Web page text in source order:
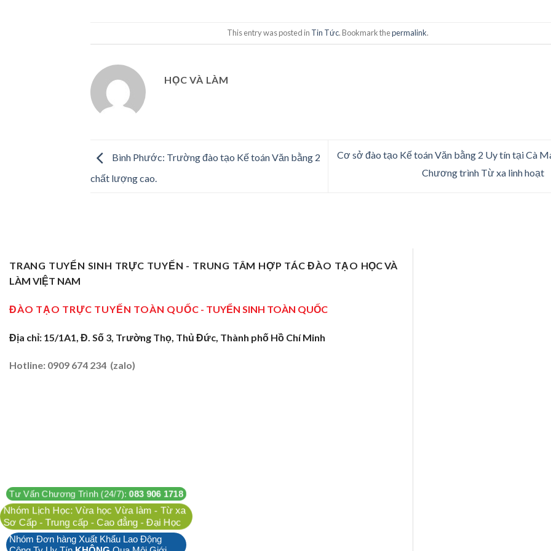
This entry was posted in Tin Tức. Bookmark thepermalink.
HỌC VÀ LÀM
Bình Phước: Trường đào tạo Kế toán Văn bằng 2
chất lượng cao.
Cơ sở đào tạo Kế toán Văn bằng 2 Uy tín tại Cà
Chương trình Từ xa linh hoạt
TRANG TUYỂN SINH TRỰC TUYẾN - TRUNG TÂM HỢP TÁC ĐÀO TẠO HỌC VÀ
LÀM VIỆT NAM
ĐÀO TẠO TRỰC TUYẾN TOÀN QUỐC - TUYỂN SINH TOÀN QUỐC
Địa chỉ: 15/1A1, Đ. Số 3, Trường Thọ, Thủ Đức, Thành phố Hồ Chí Minh
Hotline: 0909 674 234 (zalo)
Tư Vấn Chương Trình (24/7):083 906 1718
Nhóm Lịch Học: Vừa học Vừa làm - Từ xa
Sơ Cấp - Trung cấp - Cao đẳng - Đại Học
Nhóm Đơn hàng Xuất Khẩu Lao Động